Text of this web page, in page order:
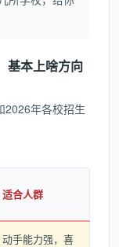
基本上啥方向
2026年各校招生
适合人群
动手能力强，喜